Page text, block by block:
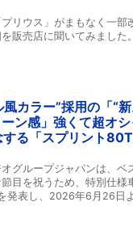
プリウス」がまもなく一部
販売店に聞いてみました。
カラー”採用の「“
ン感」強くて超オ
る「スプリント
オグループジャパンは、
目を祝うため、特別仕様
発表し、2026年6月26日